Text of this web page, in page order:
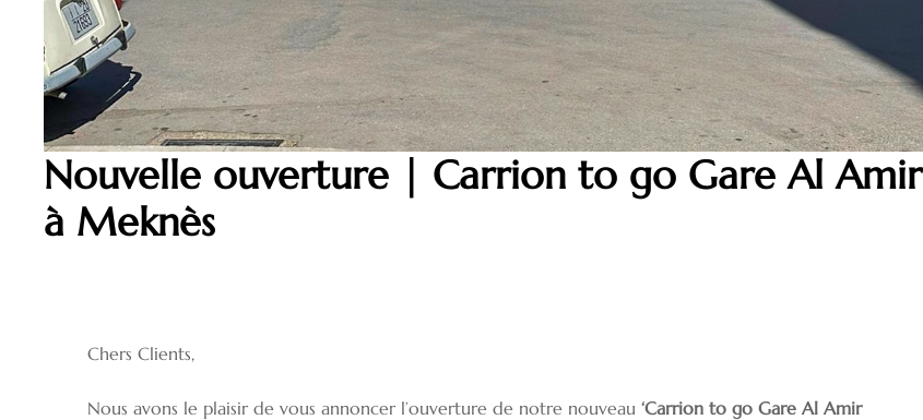
Nouvelle ouverture | Carrion to go Gare Al Amir
à Meknès
Chers Clients,
Nous avons le plaisir de vous annoncer l’ouverture de notre nouveau ‘Carrion to go Gare Al Amir